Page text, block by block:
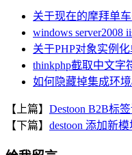
关于现在的摩拜单
windows server2008
关于PHP对象实例
thinkphp截取中文字
如何隐藏掉集成环境
【上篇】 Destoon B2B标
【下篇】 destoon 添加新